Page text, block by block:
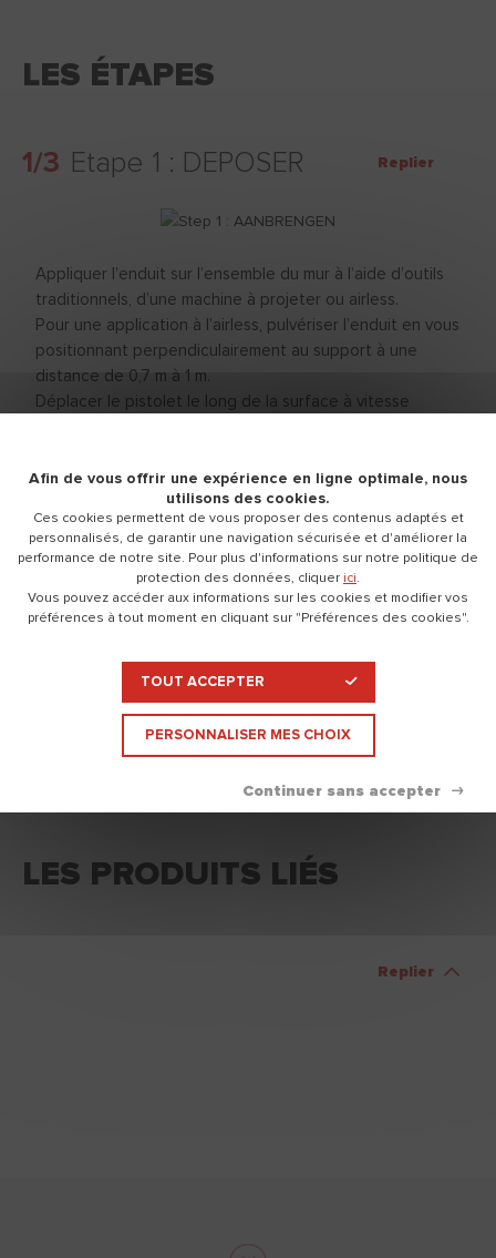
LES ÉTAPES
1/3 Etape 1 : DEPOSER Replier
Appliquer l’enduit sur l’ensemble du mur à l’aide d’outils
traditionnels, d’une machine à projeter ou airless.
Pour une application à l’airless, pulvériser l’enduit en vous
positionnant perpendiculairement au support à une
distance de 0,7 m à 1 m.
Déplacer le pistolet le long de la surface à vitesse
précédente de 50% à chaque passage.
Étape suivante
2/3 ETAPE 2 : LISSER
ETAPE 3 : MISE EN
PEINTURE
LES PRODUITS LIÉS
Replier
Afin de vous offrir une expérience en ligne optimale, nous
utilisons des cookies.
Ces cookies permettent de vous proposer des contenus adaptés et
personnalisés, de garantir une navigation sécurisée et d'améliorer la
performance de notre site. Pour plus d'informations sur notre politique de
protection des données, cliquer ici.
Vous pouvez accéder aux informations sur les cookies et modifier vos
préférences à tout moment en cliquant sur "Préférences des cookies".
TOUT ACCEPTER
PERSONNALISER MES CHOIX